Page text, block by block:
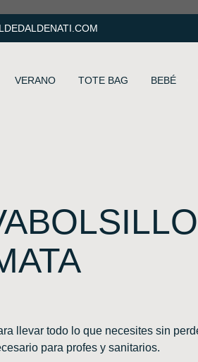
VERANO TOTE BAG BEBÉ
llevar todo lo que necesites sin
para profes y sanitarios.